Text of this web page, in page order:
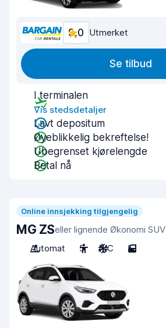
9,0 Utmerket
Se tilbud
I terminalen
Vis stedsdetaljer
Lavt depositum
Øyeblikkelig bekreftelse!
Ubegrenset kjørelengde
Betal nå
Online innsjekking tilgjengelig
MG ZSeller lignende Økonomi SUV
Automat
5 A/C 5